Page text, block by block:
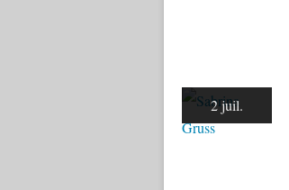
2 juil.